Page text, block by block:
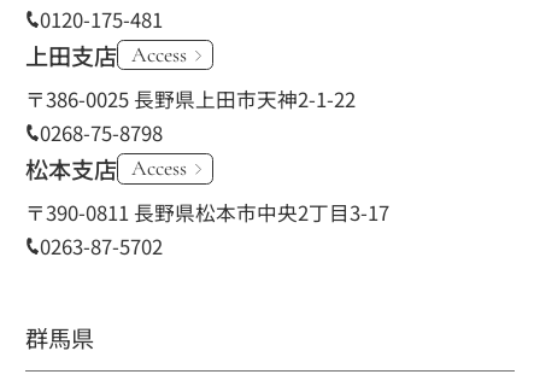
0120-175-481
上田支店 Access
〒386-0025 長野県上田市天神2-1-22
0268-75-8798
松本支店 Access
〒390-0811 長野県松本市中央2丁目3-17
0263-87-5702
群馬県